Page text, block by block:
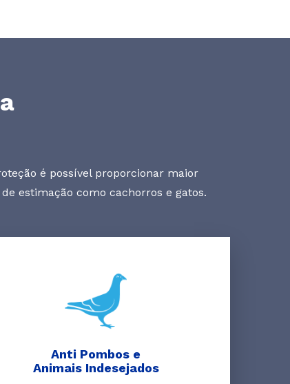
é possível proporcionar maior
estimação como cachorros e gatos.
Anti Pombos e
Animais Indesejados